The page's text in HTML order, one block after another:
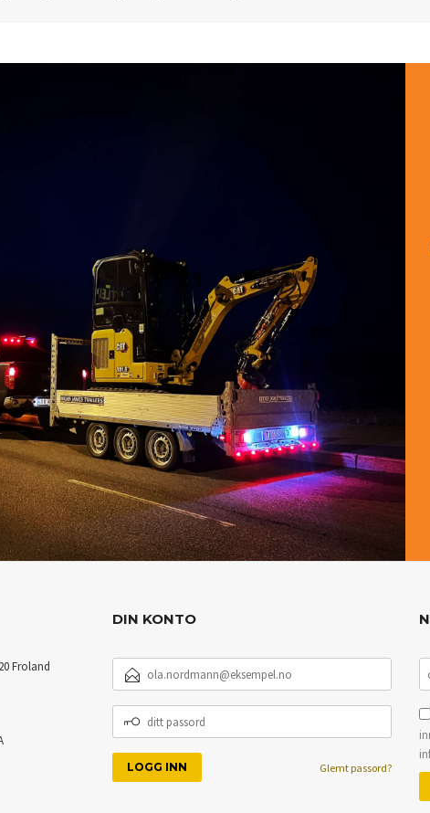
Froland
DIN KONTO
POSTADRESSE
PASSORD
Glemt passord?